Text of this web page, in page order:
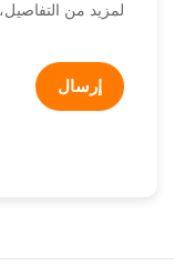
لمزيد من